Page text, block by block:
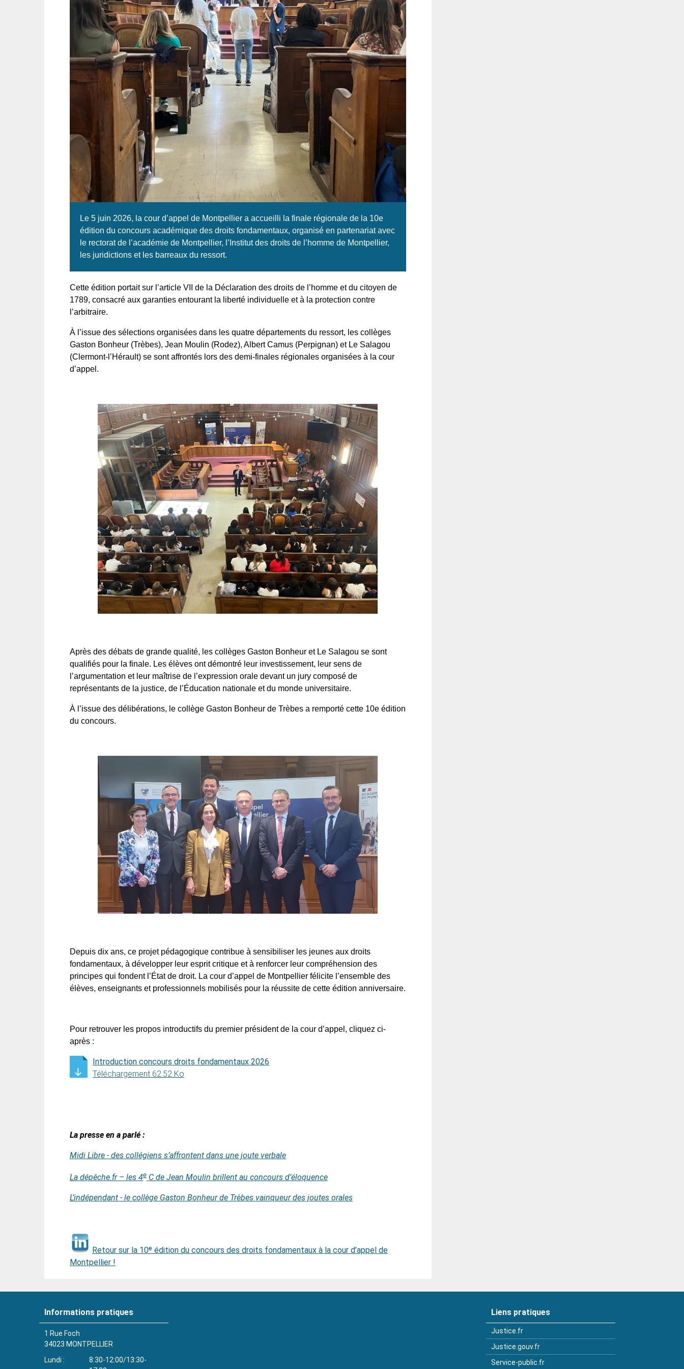
Le 5 juin 2026, la cour d’appel de Montpellier a accueilli la finale régionale de la 10e
édition du concours académique des droits fondamentaux, organisé en partenariat avec
le rectorat de l’académie de Montpellier, l’Institut des droits de l’homme de Montpellier,
les juridictions et les barreaux du ressort.
Cette édition portait sur l’article VII de la Déclaration des droits de l’homme et du citoyen de
1789, consacré aux garanties entourant la liberté individuelle et à la protection contre
l’arbitraire.
À l’issue des sélections organisées dans les quatre départements du ressort, les collèges
Gaston Bonheur (Trèbes), Jean Moulin (Rodez), Albert Camus (Perpignan) et Le Salagou
(Clermont-l’Hérault) se sont affrontés lors des demi-finales régionales organisées à la cour
d’appel.
Après des débats de grande qualité, les collèges Gaston Bonheur et Le Salagou se sont
qualifiés pour la finale. Les élèves ont démontré leur investissement, leur sens de
l’argumentation et leur maîtrise de l’expression orale devant un jury composé de
représentants de la justice, de l’Éducation nationale et du monde universitaire.
À l’issue des délibérations, le collège Gaston Bonheur de Trèbes a remporté cette 10e édition
du concours.
Depuis dix ans, ce projet pédagogique contribue à sensibiliser les jeunes aux droits
fondamentaux, à développer leur esprit critique et à renforcer leur compréhension des
principes qui fondent l’État de droit. La cour d’appel de Montpellier félicite l’ensemble des
élèves, enseignants et professionnels mobilisés pour la réussite de cette édition anniversaire.
Pour retrouver les propos introductifs du premier président de la cour d’appel, cliquez ci-
après :
Introduction concours droits fondamentaux 2026
Téléchargement 62.52 Ko
La presse en a parlé :
Midi Libre - des collégiens s’affrontent dans une joute verbale
La dépêche.fr – les 4e C de Jean Moulin brillent au concours d’éloquence
L’indépendant - le collège Gaston Bonheur de Trèbes vainqueur des joutes orales
Retour sur la 10ᵉ édition du concours des droits fondamentaux à la cour d’appel de
Montpellier !
Informations pratiques
1 Rue Foch
34023 MONTPELLIER
Lundi
8:30-12:00/13:30-
Liens pratiques
Justice.fr
Justice.gouv.fr
Service-public.fr